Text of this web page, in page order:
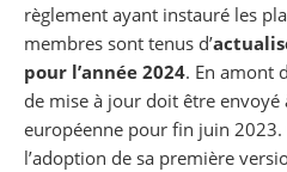
règlement ayant instauré les
membres sont tenus d’
pour l’année 2024. En amont
de mise à jour doit être envoyé
européenne pour fin juin 2023.
l’adoption de sa première